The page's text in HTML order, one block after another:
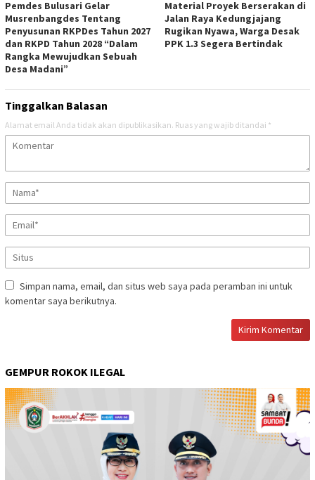
Pemdes Bulusari Gelar
Musrenbangdes Tentang
Penyusunan RKPDes Tahun 2027
dan RKPD Tahun 2028 “Dalam
Rangka Mewujudkan Sebuah
Desa Madani”
Material Proyek Berserakan di
Jalan Raya Kedungjajang
Rugikan Nyawa, Warga Desak
PPK 1.3 Segera Bertindak
Tinggalkan Balasan
Alamat email Anda tidak akan dipublikasikan. Ruas yang wajib ditandai *
Simpan nama, email, dan situs web saya pada peramban ini untuk
komentar saya berikutnya.
GEMPUR ROKOK ILEGAL